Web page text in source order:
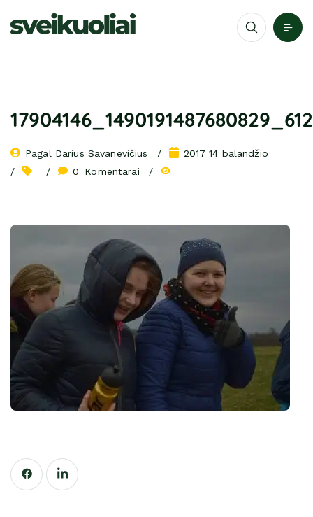
Pagal Darius Savanevičius
2017 14 balandžio
0
Komentarai